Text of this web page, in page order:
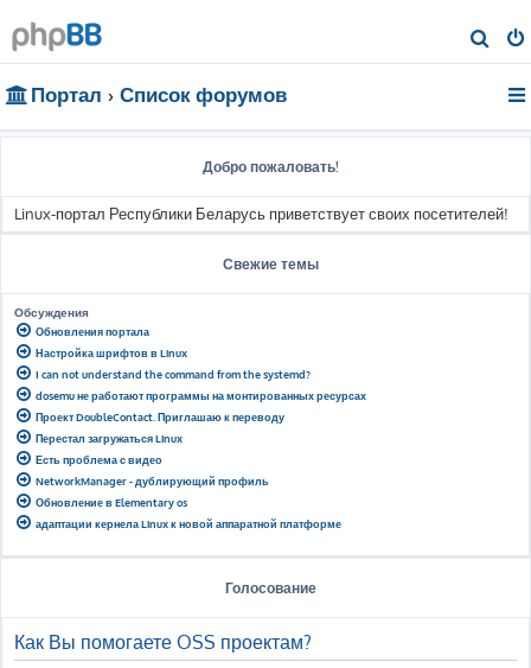
о
Портал Список форумов
Добро пожаловать!
Linux-портал Республики Беларусь приветствует своих посетителей!
Свежие темы
Обсуждения
Обновления портала
Настройка шрифтов в Linux
I can not understand the command from the systemd?
dosemu не работают программы на монтированных ресурсах
Проект DoubleContact. Приглашаю к переводу
Перестал загружаться Linux
Есть проблема с видео
NetworkManager - дублирующий профиль
Обновление в Elementary os
адаптации кернела Linux к новой аппаратной платформе
Голосование
Как Вы помогаете OSS проектам?